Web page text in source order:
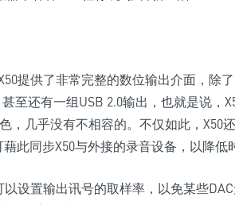
提供了非常完整的数位输出介面，除了
至还有一组USB 2.0输出，也就是说，
，几乎没有不相容的。不仅如此，X50
此同步X50与外接的录音设备，以降低
设置输出讯号的取样率，以免某些